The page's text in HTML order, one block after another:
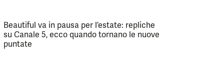
Beautiful va in pausa per l’estate: repliche
su Canale 5, ecco quando tornano le nuove
puntate